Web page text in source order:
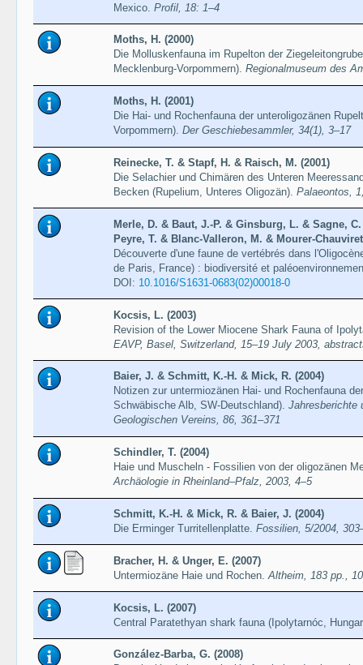
Mexico. Profil, 18: 1–4
Moths, H. (2000)
Die Molluskenfauna im Rupelton der
Mecklenburg-Vorpommern). Regionalmuseum des
Moths, H. (2001)
Die Hai- und Rochenfauna der unteroligozänen
Vorpommern). Der Geschiebesammler, 34(1), 3–17
Reinecke, T. & Stapf, H. & Raisch, M. (2001)
Die Selachier und Chimären des Unteren
Becken (Rupelium, Unteres Oligozän). Palaeontos,
Merle, D. & Baut, J.-P. & Ginsburg, L. & Sagne,
Peyre, T. & Blanc-Valleron, M. & Mourer-
Découverte d'une faune de vertébrés dans
de Paris, France) : biodiversité et
DOI: 10.1016/S1631-0683(02)00018-0
Kocsis, L. (2003)
Revision of the Lower Miocene Shark Fauna of
EAVP, Basel, Switzerland, 15–19 July 2003,
Baier, J. & Schmitt, K.-H. & Mick, R. (2004)
Notizen zur untermiozänen Hai- und Rochenfauna
Schwäbische Alb, SW-Deutschland). Jahresberichte
Geologischen Vereins, 86, 361–371
Schindler, T. (2004)
Haie und Muscheln - Fossilien von der oligozänen
Archäologie in Rheinland–Pfalz, 2003, 4–5
Schmitt, K.-H. & Mick, R. & Baier, J. (2004)
Die Erminger Turritellenplatte. Fossilien, 5/2004,
Bracher, H. & Unger, E. (2007)
Untermiozäne Haie und Rochen. Altheim, 183 pp.,
Kocsis, L. (2007)
Central Paratethyan shark fauna (Ipolytarnóc,
González-Barba, G. (2008)